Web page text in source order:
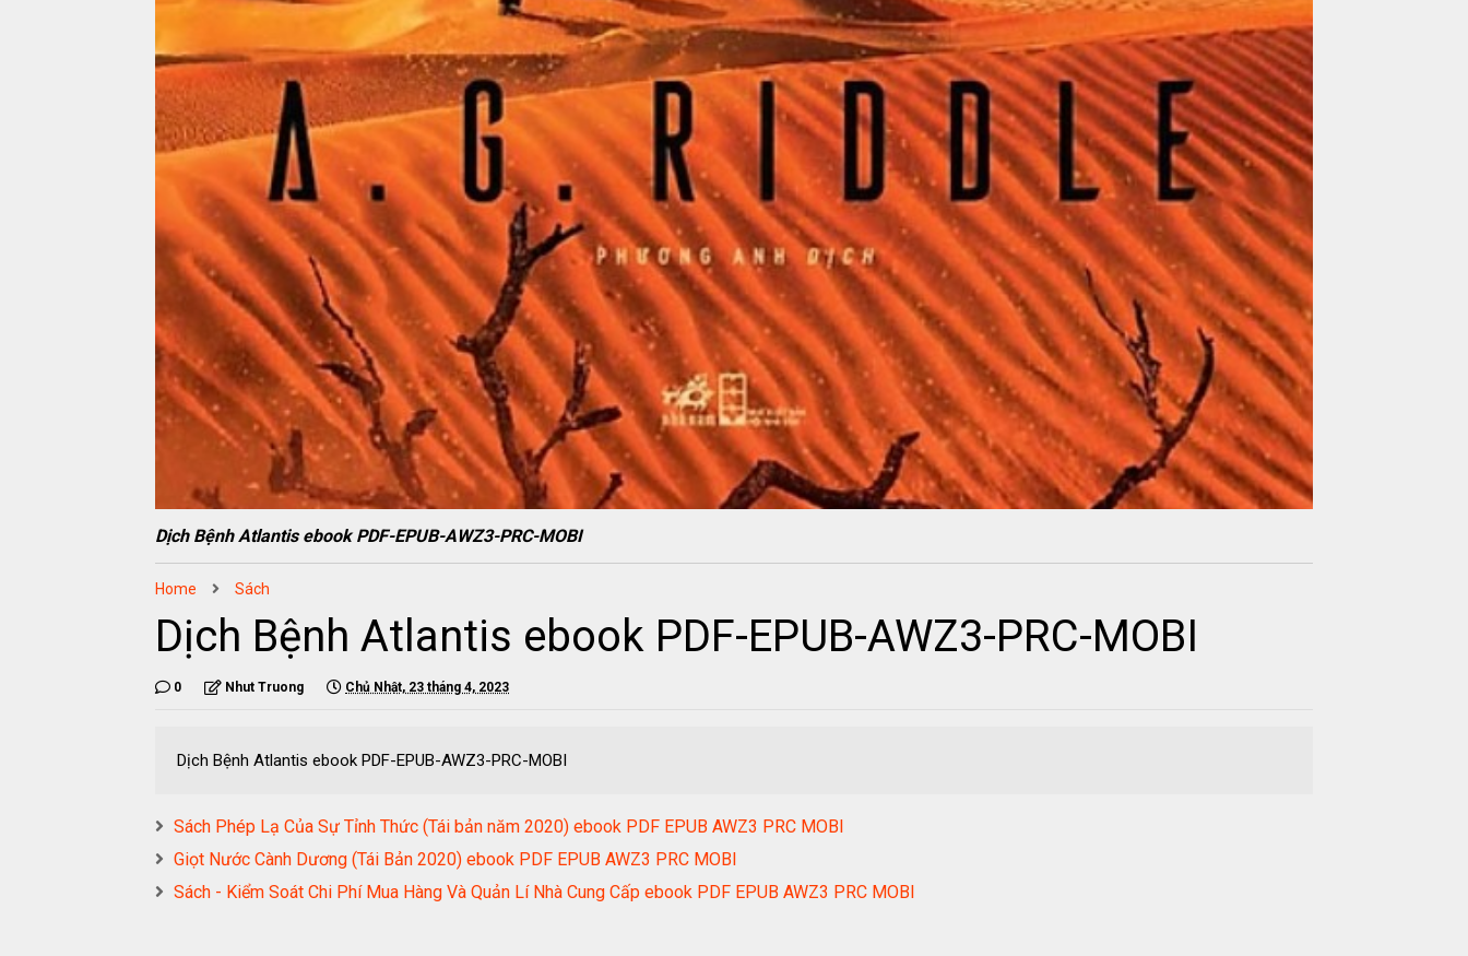
Dịch Bệnh Atlantis ebook PDF-EPUB-AWZ3-PRC-MOBI
Home Sách
Dịch Bệnh Atlantis ebook PDF-EPUB-AWZ3-PRC-MOBI
0 Nhut Truong Chủ Nhật, 23 tháng 4, 2023
Dịch Bệnh Atlantis ebook PDF-EPUB-AWZ3-PRC-MOBI
Sách Phép Lạ Của Sự Tỉnh Thức (Tái bản năm 2020) ebook PDF EPUB AWZ3 PRC MOBI
Giọt Nước Cành Dương (Tái Bản 2020) ebook PDF EPUB AWZ3 PRC MOBI
Sách - Kiểm Soát Chi Phí Mua Hàng Và Quản Lí Nhà Cung Cấp ebook PDF EPUB AWZ3 PRC MOBI